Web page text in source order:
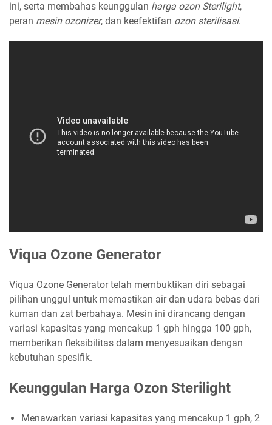
ini, serta membahas keunggulan harga ozon Sterilight,
peran mesin ozonizer, dan keefektifan ozon sterilisasi.
Viqua Ozone Generator
Viqua Ozone Generator telah membuktikan diri sebagai
pilihan unggul untuk memastikan air dan udara bebas dari
kuman dan zat berbahaya. Mesin ini dirancang dengan
variasi kapasitas yang mencakup 1 gph hingga 100 gph,
memberikan fleksibilitas dalam menyesuaikan dengan
kebutuhan spesifik.
Keunggulan Harga Ozon Sterilight
Menawarkan variasi kapasitas yang mencakup 1 gph, 2